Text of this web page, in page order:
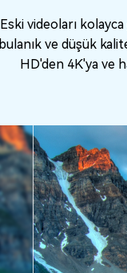
Eski videoları
bulanık ve düşük
HD'den 4K'ya ve